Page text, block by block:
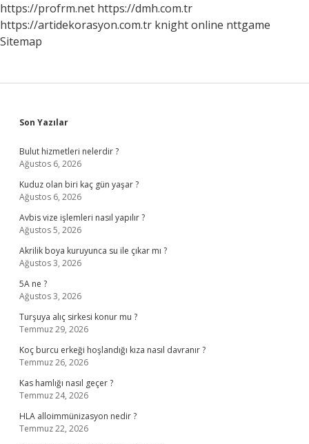
https://profrm.net https://dmh.com.tr
https://artidekorasyon.com.tr knight online nttgame
Sitemap
Sidebar
Son Yazılar
Bulut hizmetleri nelerdir ?
Ağustos 6, 2026
Kuduz olan biri kaç gün yaşar ?
Ağustos 6, 2026
Avbis vize işlemleri nasıl yapılır ?
Ağustos 5, 2026
Akrilik boya kuruyunca su ile çıkar mı ?
Ağustos 3, 2026
5A ne ?
Ağustos 3, 2026
Turşuya alıç sirkesi konur mu ?
Temmuz 29, 2026
Koç burcu erkeği hoşlandığı kıza nasıl davranır ?
Temmuz 26, 2026
Kas hamlığı nasıl geçer ?
Temmuz 24, 2026
HLA alloimmünizasyon nedir ?
Temmuz 22, 2026